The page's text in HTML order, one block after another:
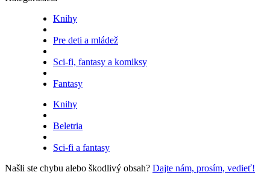
Knihy
Pre deti a mládež
Sci-fi, fantasy a komiksy
Fantasy
Knihy
Beletria
Sci-fi a fantasy
Našli ste chybu alebo škodlivý obsah? Dajte nám, prosím, vedieť!